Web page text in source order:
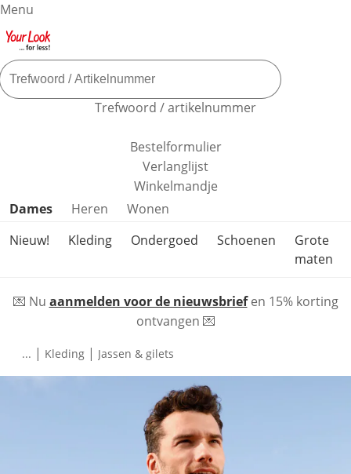
Menu
Trefwoord / artikelnummer
Bestelformulier
Verlanglijst
Winkelmandje
Productcategorieën overslaan
Dames Heren
Wonen
Nieuw!
Kleding Ondergoed Schoenen
Grote
maten
💌 Nu aanmelden voor de nieuwsbriefen 15% korting
ontvangen 💌
... | Kleding | Jassen & gilets